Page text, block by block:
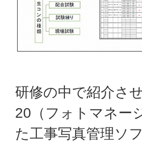
研修の中で紹介さ
20（フォトマネー
た工事写真管理ソ